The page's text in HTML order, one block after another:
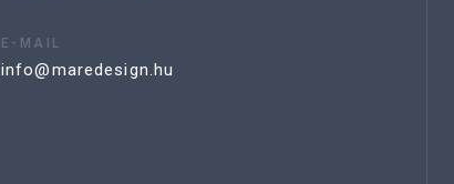
E-MAIL
info@maredesign.hu